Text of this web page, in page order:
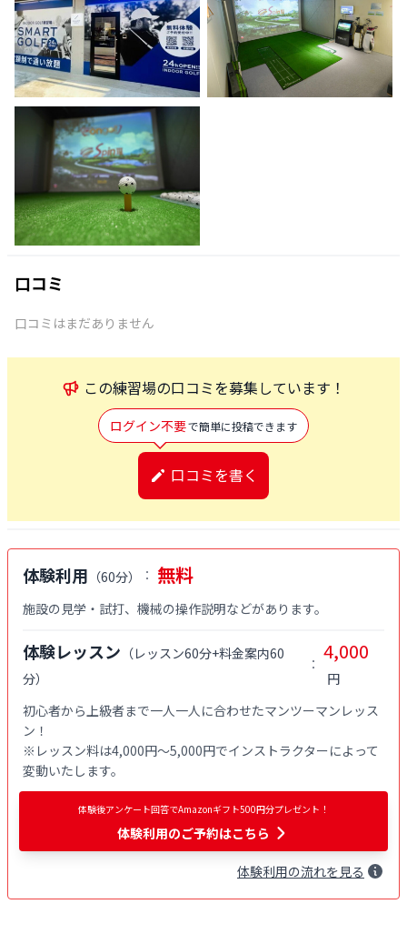
口コミ
口コミはまだありません
この練習場の口コミを募集しています！
ログイン不要で簡単に投稿できます
口コミを書く
体験利用 （60分） ： 無料
施設の見学・試打、機械の操作説明などがあります。
体験レッスン （レッスン60分+料金案内60
分）
： 4,000
円
初心者から上級者まで一人一人に合わせたマンツーマンレッス
ン！
※レッスン料は4,000円〜5,000円でインストラクターによって
変動いたします。
体験後アンケート回答でAmazonギフト500円分プレゼント！
体験利用のご予約はこちら
体験利用の流れを見る